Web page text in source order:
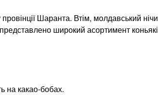
Шаранта. Втім, молдавський
широкий асортимент
на какао-бобах.